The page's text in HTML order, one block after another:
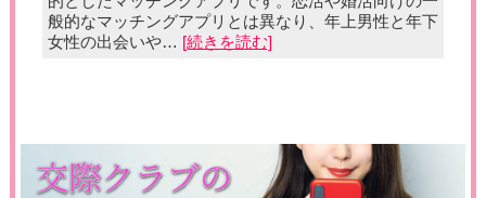
般的なマッチングアプリとは異なり、年上男性と年下
女性の出会いや… [続きを読む]